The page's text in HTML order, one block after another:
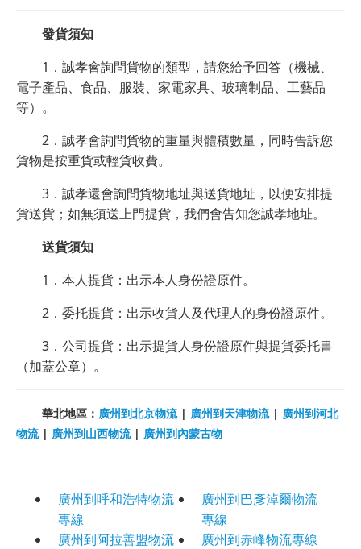
發貨須知
1．誠孝會詢問貨物的類型，請您給予回答（機械、
電子產品、食品、服裝、家電家具、玻璃制品、工藝品
等）。
2．誠孝會詢問貨物的重量與體積數量，同時告訴您
貨物是按重貨或輕貨收費。
3．誠孝還會詢問貨物地址與送貨地址，以便安排提
貨送貨；如無須送上門提貨，我們會告知您誠孝地址。
送貨須知
1．本人提貨：出示本人身份證原件。
2．委托提貨：出示收貨人及代理人的身份證原件。
3．公司提貨：出示提貨人身份證原件與提貨委托書
（加蓋公章）。
華北地區： 廣州到北京物流| 廣州到天津物流| 廣州到河北
物流| 廣州到山西物流| 廣州到內蒙古物
廣州到呼和浩特物流
專線
廣州到巴彥淖爾物流
專線
廣州到阿拉善盟物流
廣州到赤峰物流專線